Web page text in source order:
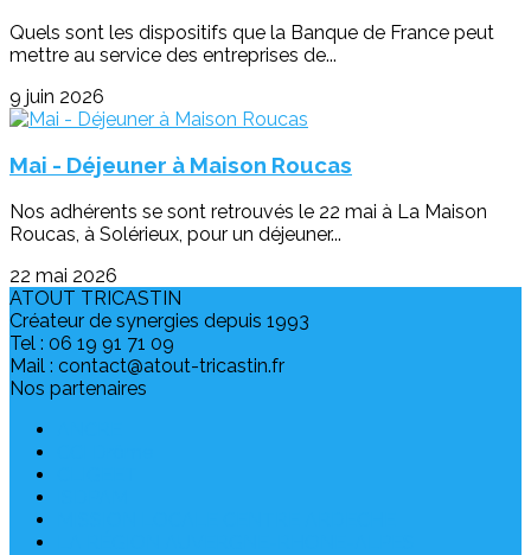
Quels sont les dispositifs que la Banque de France peut
mettre au service des entreprises de...
9 juin 2026
Mai - Déjeuner à Maison Roucas
Nos adhérents se sont retrouvés le 22 mai à La Maison
Roucas, à Solérieux, pour un déjeuner...
22 mai 2026
ATOUT TRICASTIN
Créateur de synergies depuis 1993
Tel : 06 19 91 71 09
Mail : contact@atout-tricastin.fr
Nos partenaires